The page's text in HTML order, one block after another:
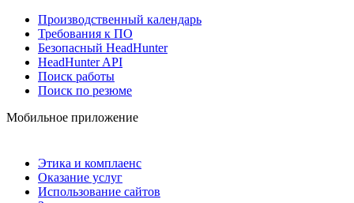
Производственный календарь
Требования к ПО
Безопасный HeadHunter
HeadHunter API
Поиск работы
Поиск по резюме
Мобильное приложение
Этика и комплаенс
Оказание услуг
Использование сайтов